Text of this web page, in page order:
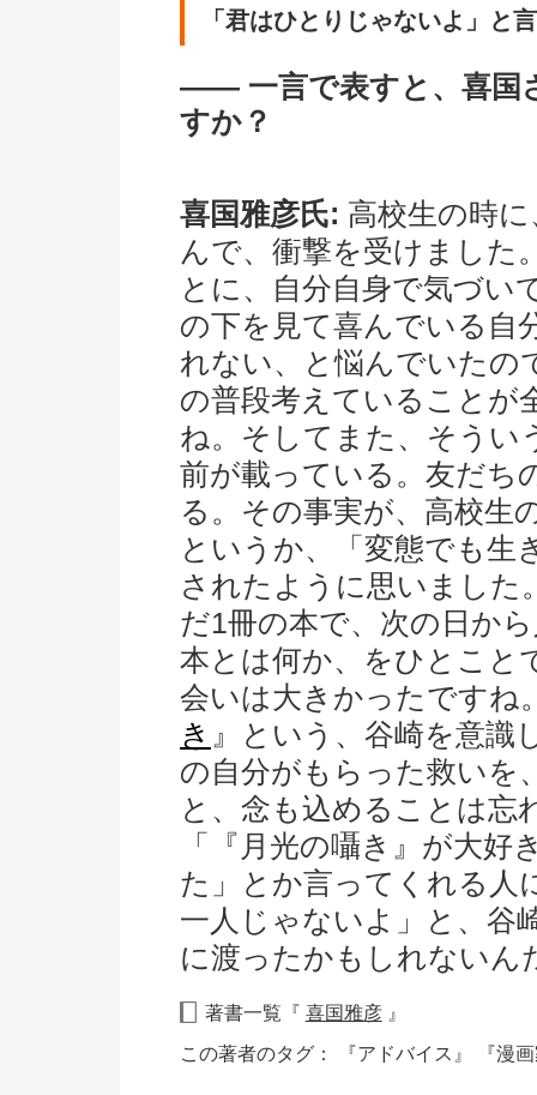
「君はひとりじゃないよ」と
―― 一言で表すと、喜国
すか？
喜国雅彦氏: 高校生の時
んで、衝撃を受けました
とに、自分自身で気づい
の下を見て喜んでいる自
れない、と悩んでいたの
の普段考えていることが
ね。そしてまた、そうい
前が載っている。友だち
る。その事実が、高校生
というか、「変態でも生
されたように思いました
だ1冊の本で、次の日か
本とは何か、をひとこと
会いは大きかったですね
き 』という、谷崎を意識
の自分がもらった救いを
と、念も込めることは忘
「『月光の囁き』が大
た」とか言ってくれる人
一人じゃないよ」と、谷
に渡ったかもしれないん
著書一覧『 喜国雅彦』
この著者のタグ：
『アドバイス』 『漫